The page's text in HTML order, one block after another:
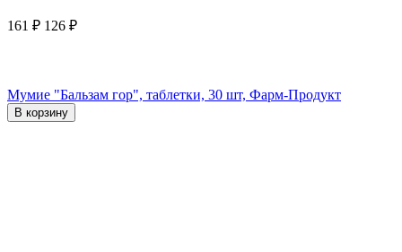
161 ₽ 126 ₽
Мумие "Бальзам гор", таблетки, 30 шт, Фарм-Продукт
В корзину